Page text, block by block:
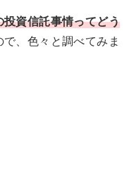
投資信託事情ってどう
、色々と調べてみま